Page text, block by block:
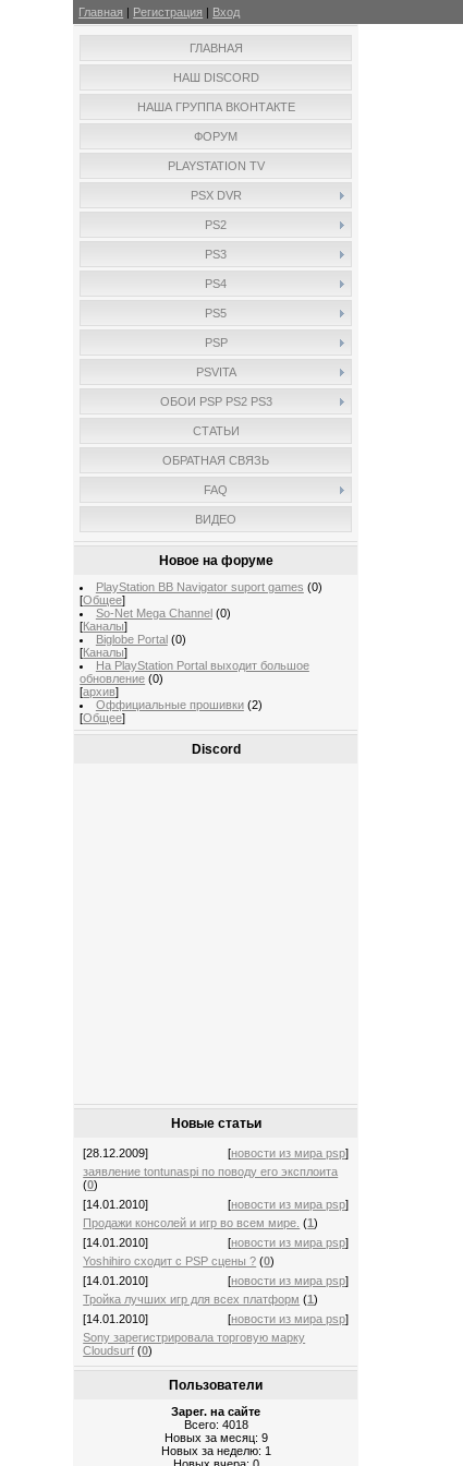
Главная | Регистрация | Вход
ГЛАВНАЯ
НАШ DISCORD
НАША ГРУППА ВКОНТАКТЕ
ФОРУМ
PLAYSTATION TV
PSX DVR
PS2
PS3
PS4
PS5
PSP
PSVITA
ОБОИ PSP PS2 PS3
СТАТЬИ
ОБРАТНАЯ СВЯЗЬ
FAQ
ВИДЕО
Новое на форуме
PlayStation BB Navigator suport games (0)
[Общее]
So-Net Mega Channel (0)
[Каналы]
Biglobe Portal (0)
[Каналы]
На PlayStation Portal выходит большое
обновление (0)
[архив]
Оффициальные прошивки (2)
[Общее]
Discord
Новые статьи
[28.12.2009] [новости из мира psp]
заявление tontunaspi по поводу его эксплоита
(0)
[14.01.2010]
[новости из мира psp]
Продажи консолей и игр во всем мире. (1)
[14.01.2010]
[новости из мира psp]
Yoshihiro сходит с PSP сцены ? (0)
[14.01.2010]
[новости из мира psp]
Тройка лучших игр для всех платформ (1)
[14.01.2010]
[новости из мира psp]
Sony зарегистрировала торговую марку
Cloudsurf (0)
Пользователи
Зарег. на сайте
Всего: 4018
Новых за месяц: 9
Новых за неделю: 1